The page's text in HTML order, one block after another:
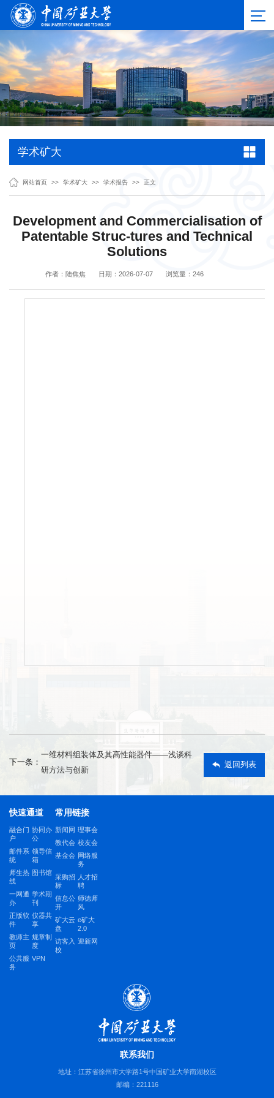
学术矿大
网站首页 >> 学术矿大 >> 学术报告 >> 正文
Development and Commercialisation of
Patentable Struc-tures and Technical
Solutions
作者：陆焦焦 日期：2026-07-07 浏览量： 246
下一条：
一维材料组装体及其高性能器件——浅谈科
研方法与创新
返回列表
快速通道
融合门
户
协同办
公
邮件系
统
领导信
箱
师生热
线
图书馆
一网通
办
学术期
刊
正版软
件
仪器共
享
教师主
页
规章制
度
公共服
务
VPN
常用链接
新闻网 理事会
教代会 校友会
基金会 网络服
务
采购招
标
人才招
聘
信息公
开
师德师
风
矿大云
盘
e矿大
2.0
访客入
校
迎新网
联系我们
地址：江苏省徐州市大学路1号中国矿业大学南湖校区
邮编：221116